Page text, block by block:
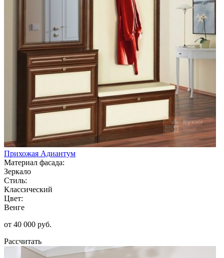
Прихожая Адиантум
Материал фасада:
Зеркало
Стиль:
Классический
Цвет:
Венге
от 40 000 руб.
Рассчитать